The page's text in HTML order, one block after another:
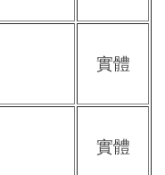
實體
實體